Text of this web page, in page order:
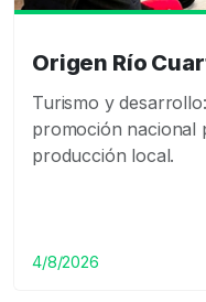
Origen Río
Turismo y
promoción nacional
producción local.
4/8/2026